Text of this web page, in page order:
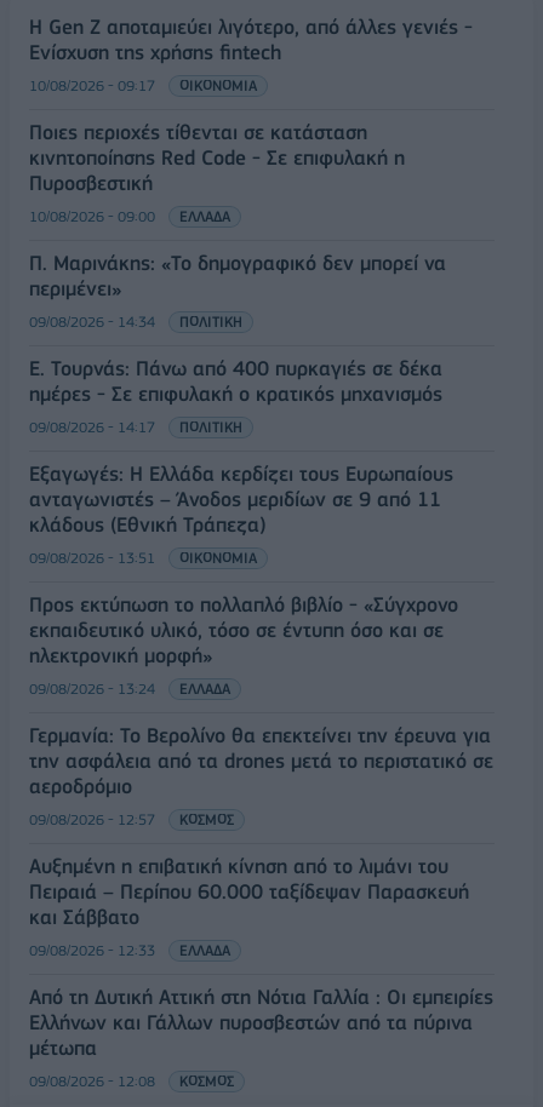
Η Gen Z αποταμιεύει λιγότερο, από άλλες γενιές -
Ενίσχυση της χρήσης fintech
10/08/2026 - 09:17 ΟΙΚΟΝΟΜΙΑ
Ποιες περιοχές τίθενται σε κατάσταση
κινητοποίησης Red Code - Σε επιφυλακή η
Πυροσβεστική
10/08/2026 - 09:00 ΕΛΛΑΔΑ
Π. Μαρινάκης: «Το δημογραφικό δεν μπορεί να
περιμένει»
09/08/2026 - 14:34 ΠΟΛΙΤΙΚΗ
Ε. Τουρνάς: Πάνω από 400 πυρκαγιές σε δέκα
ημέρες - Σε επιφυλακή ο κρατικός μηχανισμός
09/08/2026 - 14:17 ΠΟΛΙΤΙΚΗ
Εξαγωγές: Η Ελλάδα κερδίζει τους Ευρωπαίους
ανταγωνιστές – Άνοδος μεριδίων σε 9 από 11
κλάδους (Εθνική Τράπεζα)
09/08/2026 - 13:51 ΟΙΚΟΝΟΜΙΑ
Προς εκτύπωση το πολλαπλό βιβλίο - «Σύγχρονο
εκπαιδευτικό υλικό, τόσο σε έντυπη όσο και σε
ηλεκτρονική μορφή»
09/08/2026 - 13:24 ΕΛΛΑΔΑ
Γερμανία: Το Βερολίνο θα επεκτείνει την έρευνα για
την ασφάλεια από τα drones μετά το περιστατικό σε
αεροδρόμιο
09/08/2026 - 12:57 ΚΟΣΜΟΣ
Αυξημένη η επιβατική κίνηση από το λιμάνι του
Πειραιά – Περίπου 60.000 ταξίδεψαν Παρασκευή
και Σάββατο
09/08/2026 - 12:33 ΕΛΛΑΔΑ
Από τη Δυτική Αττική στη Νότια Γαλλία : Οι εμπειρίες
Ελλήνων και Γάλλων πυροσβεστών από τα πύρινα
μέτωπα
09/08/2026 - 12:08 ΚΟΣΜΟΣ